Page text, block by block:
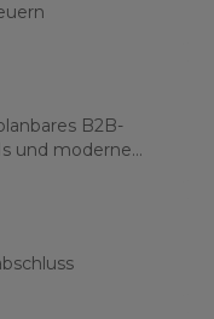
B2B-
und moderne